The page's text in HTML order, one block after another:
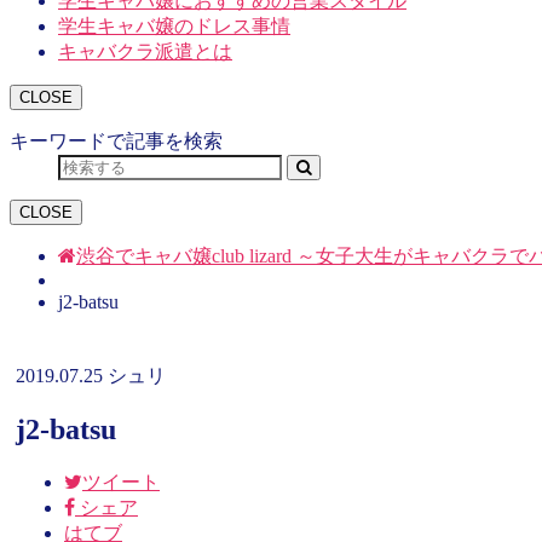
学生キャバ嬢のドレス事情
キャバクラ派遣とは
CLOSE
キーワードで記事を検索
CLOSE
渋谷でキャバ嬢club lizard ～女子大生がキャバクラで
j2-batsu
2019.07.25 シュリ
j2-batsu
ツイート
シェア
はてブ